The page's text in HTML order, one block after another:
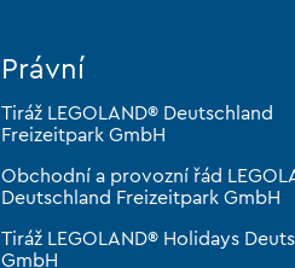
Právní
Tiráž LEGOLAND® Deutschland
Freizeitpark GmbH
Obchodní a provozní řád
Deutschland Freizeitpark GmbH
Tiráž LEGOLAND® Holidays
GmbH